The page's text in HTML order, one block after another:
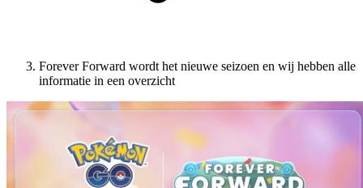
Forever Forward wordt het nieuwe seizoen en wij hebben alle
informatie in een overzicht